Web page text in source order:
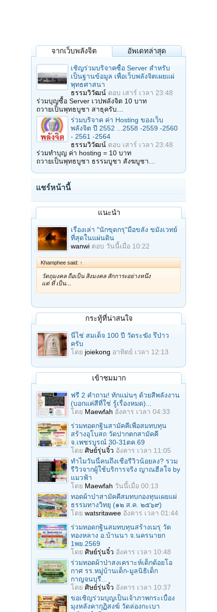
จากเว็บพลังจิต อัพเดทล่าสุด
เชิญร่วมบริจาคซื้อ Server สำหรับ
เป็นฐานข้อมูล เพื่อเว็บพลังจิตเผยแผ่
พุทธศาสนา
ธรรมวิวัฒน์ ตอบ เสาร์ เวลา 23:48
ร่วมบุญซื้อ Server เวปพลังจิต 10 บาท
ถวายเป็นพุทธบูชา สาธุครับ…
ร่วมบริจาค ค่า Hosting ของเว็บ
พลังจิต ปี 2552 ...2558 -2559 -2560
- 2561 -2564
ธรรมวิวัฒน์ ตอบ เสาร์ เวลา 23:48
ร่วมทำบุญ ค่า hosting = 10 บาท
ถวายเป็นพุทธบูชา ธรรมบูชา สังฆบูชา…
แชร์หน้านี้
แนะนำ
เรื่องเล่า "นักขุดกรุ"มือขลัง ขมังเวทย์
ที่สุดในแผ่นดิน
wanwi ตอบ วันนี้เมื่อ 10:22
Khamphee said: ↑
วัตถุมงคล ถือเป็น สิ่งมงคล สักการะอย่างหนึ่ง
แต่ ที่ เป็น…
กระทู้ที่น่าสนใจ
นี่ไช่ สมเด็จ 100 ปี วัดระฆัง รึป่าว
ครับ
โดย joiekong อาทิตย์ เวลา 12:13
เข้าชมมาก
ฟรี 2 คำถาม! ทักแม่นๆ ด้วยสีพลังงาน
(บอกแค่สีที่ใช่ รู้เรื่องหมด)...
โดย Maewfah อังคาร เวลา 04:33
ร่วมทอดกฐินสามัคคีเพื่อสมทบทุน
สร้างอุโบสถ วัดปากตกสามัคคี
จ.เพชรบูรณ์ 30-31ตค.69
โดย ศิษย์รุ่นจิ๋ว อังคาร เวลา 11:05
ทำไมวันนี้คนถึงเชื่อรีวิวน้อยลง? รวม
รีวิวจากผู้ใช้บริการจริง ญาณฮีลใจ by
แมวฟ้า
โดย Maewfah วันนี้เมื่อ 00:13
ทอดผ้าป่าสามัคคีสมทบกองทุนเผยแผ่
ธรรมทางวิทยุ (๑๒ ส.ค. ๒๕๖๙)
โดย watsritawee อังคาร เวลา 01:44
ร่วมทอดกฐินสมทบทุนสร้างเมรุ วัด
ทองหลาง อ.บ้านนา จ.นครนายก
1พย.2569
โดย ศิษย์รุ่นจิ๋ว อังคาร เวลา 10:48
ร่วมทอดผ้าป่าสงเคราะห์เด็กด้อยโอ
กาศ รร.หมู่บ้านเด็ก-มูลนิธิเด็ก
กาญจนบุรี...
โดย ศิษย์รุ่นจิ๋ว อังคาร เวลา 10:37
ขอเชิญร่วมบุญเป็นเจ้าภาพกระเบื้อง
มุงหลังคากุฏิสงฆ์ วัดล่องกะเบา